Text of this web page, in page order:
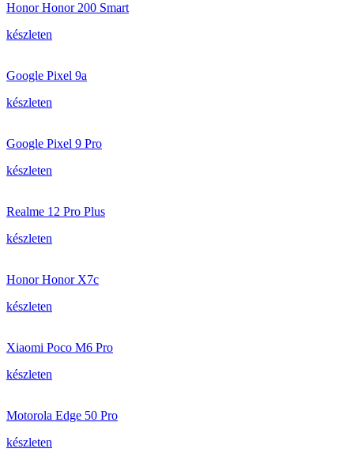
Honor Honor 200 Smart
készleten
Google Pixel 9a
készleten
Google Pixel 9 Pro
készleten
Realme 12 Pro Plus
készleten
Honor Honor X7c
készleten
Xiaomi Poco M6 Pro
készleten
Motorola Edge 50 Pro
készleten